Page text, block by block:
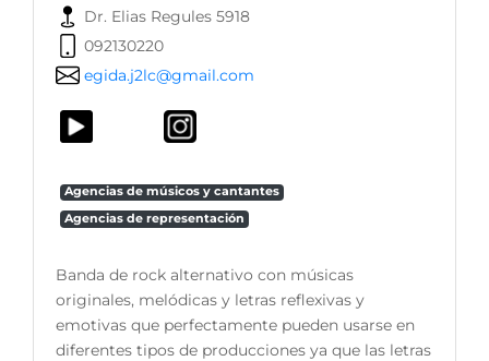
Dr. Elias Regules 5918
092130220
egida.j2lc@gmail.com
Agencias de músicos y cantantes
Agencias de representación
Banda de rock alternativo con músicas
originales, melódicas y letras reflexivas y
emotivas que perfectamente pueden usarse en
diferentes tipos de producciones ya que las letras